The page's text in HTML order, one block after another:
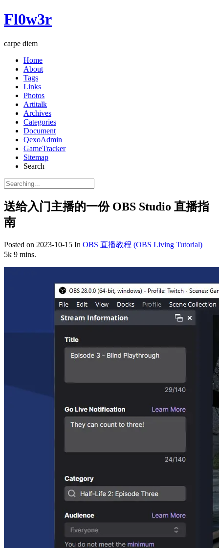
Fl0w3r
carpe diem
Home
About
Tags
Links
Photos
Artitalk
Archives
Categories
Document
QexoAdmin
GameTracker
Sitemap
Search
送给入门主播的一份 OBS Studio 直播指
南
Posted on 2023-10-15 In OBS 直播教程 (OBS Living Tutorial)
5k 9 mins.